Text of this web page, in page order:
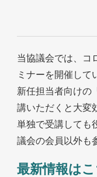
当協議会では、コ
ミナーを開催して
新任担当者向けの
講いただくと大変
単独で受講しても
議会の会員以外も
最新情報は